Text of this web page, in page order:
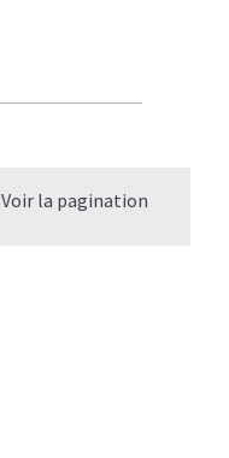
Voir la pagination